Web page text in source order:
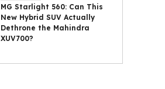
MG Starlight 560: Can This
New Hybrid SUV Actually
Dethrone the Mahindra
XUV700?